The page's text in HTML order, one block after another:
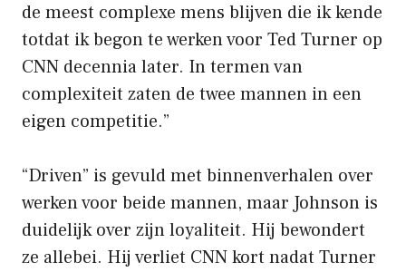
de meest complexe mens blijven die ik kende
totdat ik begon te werken voor Ted Turner op
CNN decennia later. In termen van
complexiteit zaten de twee mannen in een
eigen competitie.”
“Driven” is gevuld met binnenverhalen over
werken voor beide mannen, maar Johnson is
duidelijk over zijn loyaliteit. Hij bewondert
ze allebei. Hij verliet CNN kort nadat Turner